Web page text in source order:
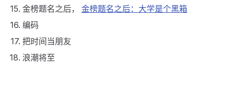
金榜题名之后， 金榜题名之后：大学是个黑箱
编码
把时间当朋友
浪潮将至